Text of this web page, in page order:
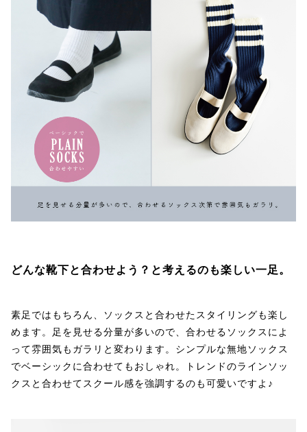
どんな靴下と合わせよう？と考えるのも楽しい一足。
素足ではもちろん、ソックスと合わせたスタイリングも楽し
めます。足を見せる分量が多いので、合わせるソックスによ
って雰囲気もガラリと変わります。シンプルな無地ソックス
でベーシックに合わせてもおしゃれ。トレンドのラインソッ
クスと合わせてスクール感を強調するのも可愛いですよ♪